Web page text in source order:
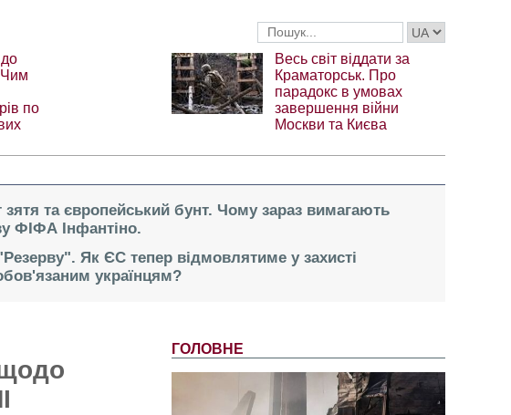
Чим
по
Весь світ віддати за
Краматорськ. Про
парадокс в умовах
завершення війни
Москви та Києва
та європейський бунт. Чому зараз вимагають
ФІФА Інфантіно.
Як ЄС тепер відмовлятиме у захисті
українцям?
ГОЛОВНЕ